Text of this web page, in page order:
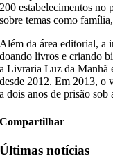
200 estabelecimentos no
sobre temas como
Além da área editorial, a
doando livros e criando
a Livraria Luz da Manhã
desde 2012. Em 2013, o
a dois anos de prisão sob
Compartilhar
Últimas notícias